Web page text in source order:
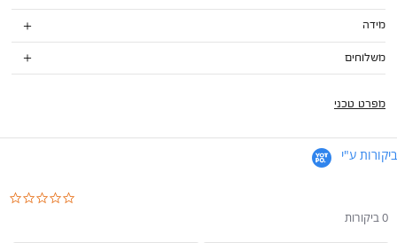
מידה
משלוחים
מפרט טכני
ביקורות ע"י
0 ביקורות